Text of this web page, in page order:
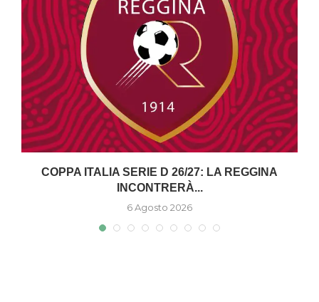
COPPA ITALIA SERIE D 26/27: LA REGGINA
INCONTRERÀ...
6 Agosto 2026